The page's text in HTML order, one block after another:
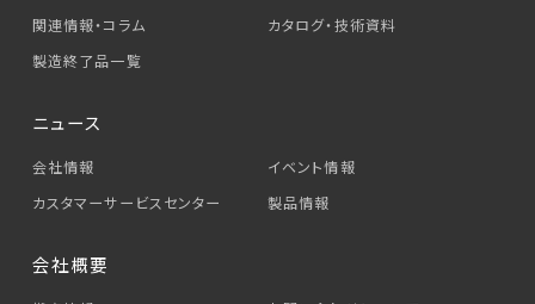
関連情報・コラム
カタログ・技術資料
製造終了品一覧
ニュース
会社情報
イベント情報
カスタマーサービス センター 製品情報
会社概要